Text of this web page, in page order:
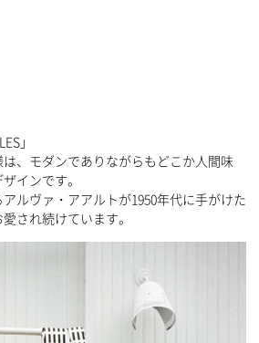
」
、モダンでありながらもどこか人間味
インです。
ルヴァ・アアルトが1950年代に手がけた
され続けています。